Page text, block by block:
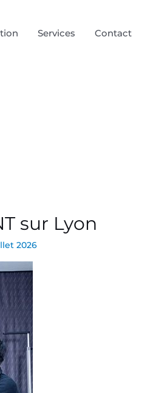
Services Contact
sur Lyon
2026